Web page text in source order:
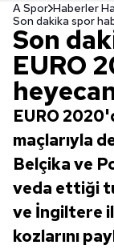
A Spor Haberler
Son
EURO
EURO
maçlarıyla
Belçika ve
veda ettiği
ve İngiltere
kozlarını